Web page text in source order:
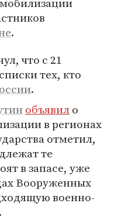
.
что с 21
тех, кто
.
объявило
в регионах
отметил,
те
в запасе, уже
Вооруженных
военно-